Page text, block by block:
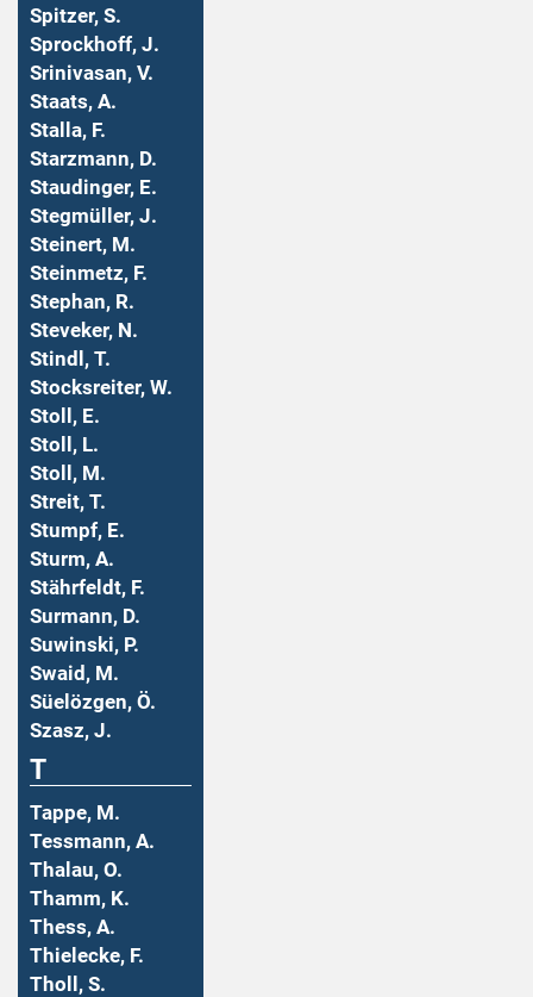
Spitzer, S.
Sprockhoff, J.
Srinivasan, V.
Staats, A.
Stalla, F.
Starzmann, D.
Staudinger, E.
Stegmüller, J.
Steinert, M.
Steinmetz, F.
Stephan, R.
Steveker, N.
Stindl, T.
Stocksreiter, W.
Stoll, E.
Stoll, L.
Stoll, M.
Streit, T.
Stumpf, E.
Sturm, A.
Stährfeldt, F.
Surmann, D.
Suwinski, P.
Swaid, M.
Süelözgen, Ö.
Szasz, J.
T
Tappe, M.
Tessmann, A.
Thalau, O.
Thamm, K.
Thess, A.
Thielecke, F.
Tholl, S.